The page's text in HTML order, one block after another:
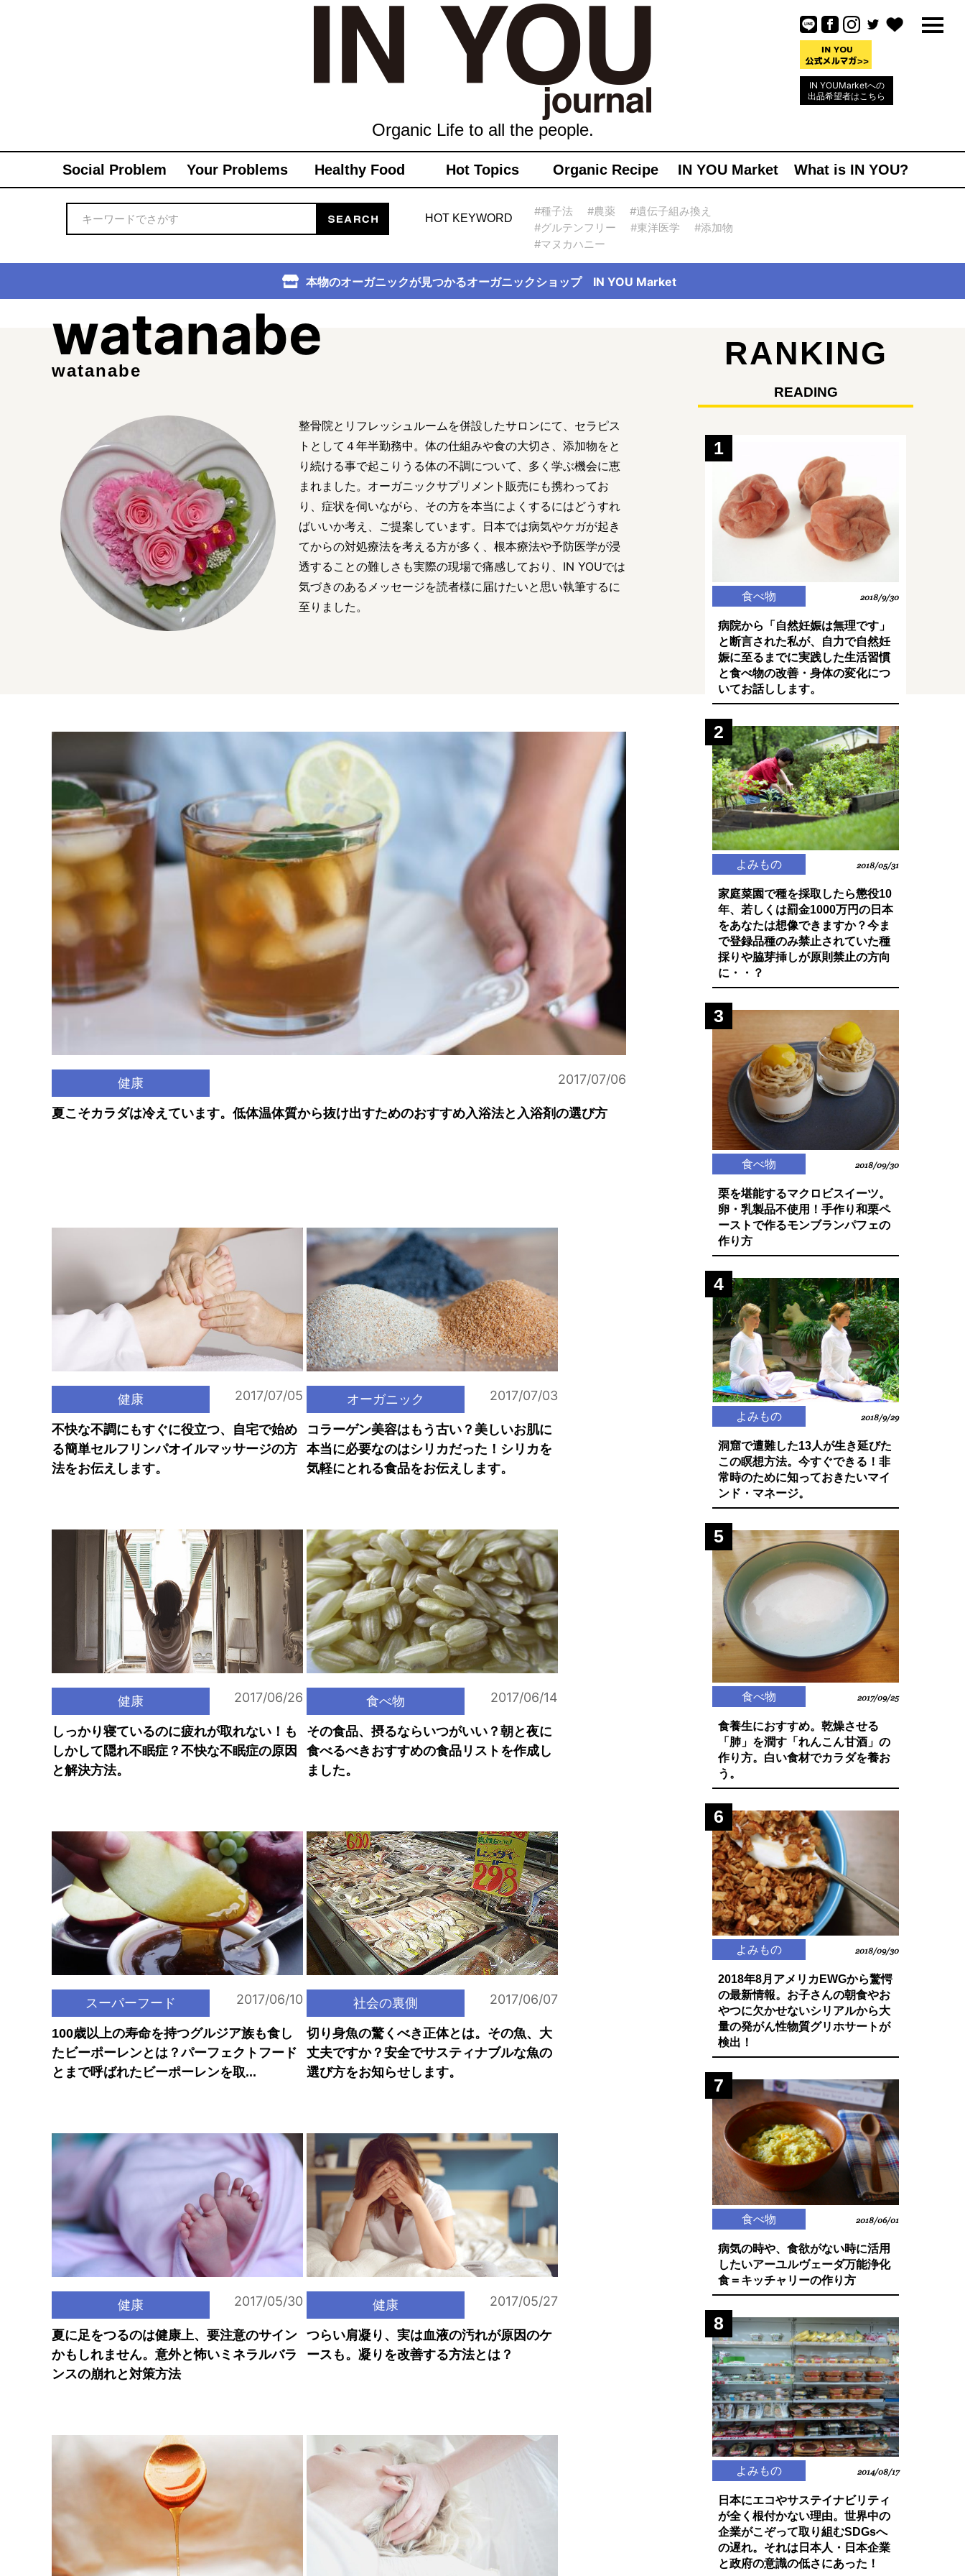
IN YOUMarketへの
出品希望者はこちら
Organic Life to all the people.
Social Problem Your Problems Healthy Food Hot Topics Organic Recipe IN YOU Market What is IN YOU?
HOT KEYWORD
#種子法 #農薬
#遺伝子組み換え
#グルテンフリー
#東洋医学
#添加物
#マヌカハニー
本物のオーガニックが見つかるオーガニックショップ IN YOU Market
watanabe
watanabe
整骨院とリフレッシュルームを併設したサロンにて、セラピス
トとして４年半勤務中。体の仕組みや食の大切さ、添加物をと
り続ける事で起こりうる体の不調について、多く学ぶ機会に恵
まれました。オーガニックサプリメント販売にも携わってお
り、症状を伺いながら、その方を本当によくするにはどうすれ
ばいいか考え、ご提案しています。日本では病気やケガが起き
てからの対処療法を考える方が多く、根本療法や予防医学が浸
透することの難しさも実際の現場で痛感しており、IN YOUでは
気づきのあるメッセージを読者様に届けたいと思い執筆するに
至りました。
健康 2017/07/06
夏こそカラダは冷えています。低体温体質から抜け出すためのおすすめ入浴法と入浴剤の選び方
健康 2017/07/05
不快な不調にもすぐに役立つ、自宅で始め
る簡単セルフリンパオイルマッサージの方
法をお伝えします。
オーガニック 2017/07/03
コラーゲン美容はもう古い？美しいお肌に
本当に必要なのはシリカだった！シリカを
気軽にとれる食品をお伝えします。
健康 2017/06/26
しっかり寝ているのに疲れが取れない！も
しかして隠れ不眠症？不快な不眠症の原因
と解決方法。
食べ物 2017/06/14
その食品、摂るならいつがいい？朝と夜に
食べるべきおすすめの食品リストを作成し
ました。
スーパーフード 2017/06/10
100歳以上の寿命を持つグルジア族も食し
たビーポーレンとは？パーフェクトフード
とまで呼ばれたビーポーレンを取...
社会の裏側 2017/06/07
切り身魚の驚くべき正体とは。その魚、大
丈夫ですか？安全でサスティナブルな魚の
選び方をお知らせします。
健康 2017/05/30
夏に足をつるのは健康上、要注意のサイン
かもしれません。意外と怖いミネラルバラ
ンスの崩れと対策方法
健康 2017/05/27
つらい肩凝り、実は血液の汚れが原因のケ
ースも。凝りを改善する方法とは？
RANKING
READING
1
食べ物 2018/9/30
病院から「自然妊娠は無理です」
と断言された私が、自力で自然妊
娠に至るまでに実践した生活習慣
と食べ物の改善・身体の変化につ
いてお話しします。
2
よみもの 2018/05/31
家庭菜園で種を採取したら懲役10
年、若しくは罰金1000万円の日本
をあなたは想像できますか？今ま
で登録品種のみ禁止されていた種
採りや脇芽挿しが原則禁止の方向
に・・？
3
食べ物 2018/09/30
栗を堪能するマクロビスイーツ。
卵・乳製品不使用！手作り和栗ペ
ーストで作るモンブランパフェの
作り方
4
よみもの 2018/9/29
洞窟で遭難した13人が生き延びた
この瞑想方法。今すぐできる！非
常時のために知っておきたいマイ
ンド・マネージ。
5
食べ物 2017/09/25
食養生におすすめ。乾燥させる
「肺」を潤す「れんこん甘酒」の
作り方。白い食材でカラダを養お
う。
6
よみもの 2018/09/30
2018年8月アメリカEWGから驚愕
の最新情報。お子さんの朝食やお
やつに欠かせないシリアルから大
量の発がん性物質グリホサートが
検出！
7
食べ物 2018/06/01
病気の時や、食欲がない時に活用
したいアーユルヴェーダ万能浄化
食＝キッチャリーの作り方
8
よみもの 2014/08/17
日本にエコやサステイナビリティ
が全く根付かない理由。世界中の
企業がこぞって取り組むSDGsへ
の遅れ。それは日本人・日本企業
と政府の意識の低さにあった！